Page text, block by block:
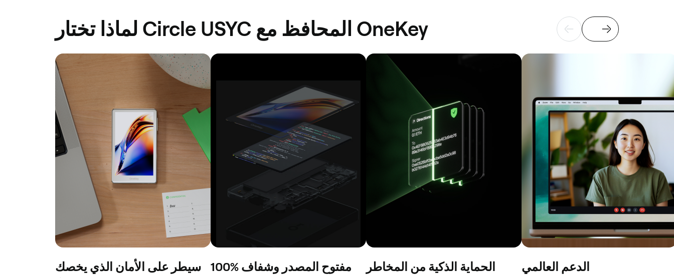
لماذا تختار Circle USYC المحافظ مع OneKey
سيطر على الأمان الذي يخصك 100% مفتوح المصدر وشفاف الحماية الذكية من المخاطر الدعم العالمي